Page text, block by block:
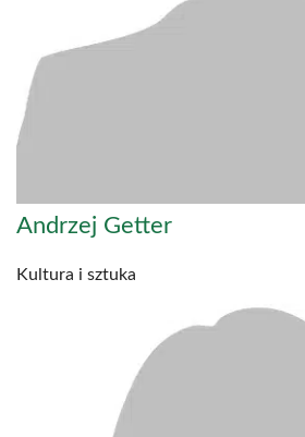
Andrzej Getter
Kultura i sztuka